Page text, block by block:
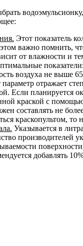
Этот показатель
важно помнить,
от влажности и
воздуха не выше
отражает
Если планируется
краской с
составлять не
краскопультом, то
Указывается в
производителей
добавлять